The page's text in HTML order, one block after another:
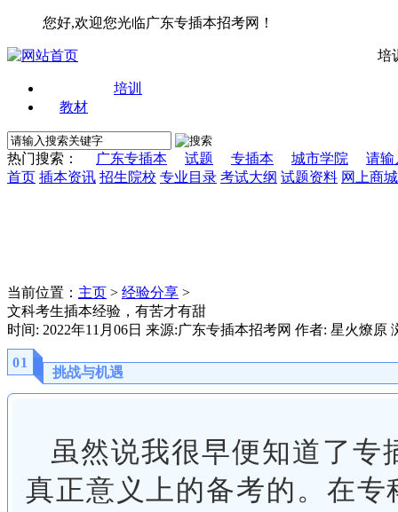
您好,欢迎您光临广东专插本招考网！
培
培训
教材
热门搜索： 广东专插本 试题 专插本 城市学院
请输
首页 插本资讯 招生院校 专业目录 考试大纲 试题资料 网上商城
当前位置： 主页 > 经验分享 >
文科考生插本经验，有苦才有甜
时间: 2022年11月06日 来源:广东专插本招考网 作者: 星火燎原
01
挑战与机遇
虽然说我很早便知道了专
真正意义上的备考的。在